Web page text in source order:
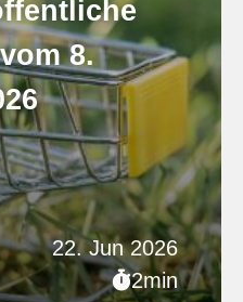
22. Jun 2026
2min
8.